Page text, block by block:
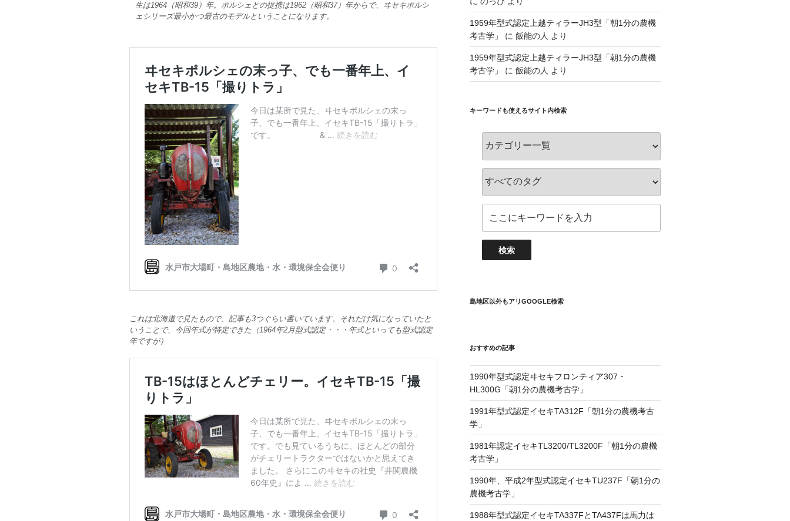
生は1964（昭和39）年。ポルシェとの提携は1962（昭和37）年からで、ヰセキポルシ
ェシリーズ最小かつ最古のモデルということになります。
これは北海道で見たもので、記事も3つぐらい書いています。それだけ気になっていたと
いうことで、今回年式が特定できた（1964年2月型式認定・・・年式といっても型式認定
年ですが）
1959年型式認定上越ティラーJH3型「朝1分の農機
考古学」
に 飯能の人 より
1959年型式認定上越ティラーJH3型「朝1分の農機
考古学」
に 飯能の人 より
キーワードも使えるサイト内検索
島地区以外もアリGOOGLE検索
おすすめの記事
1990年型式認定ヰセキフロンティア307・
HL300G「朝1分の農機考古学」
1991年型式認定イセキTA312F「朝1分の農機考古
学」
1981年認定イセキTL3200/TL3200F「朝1分の農機
考古学」
1990年、平成2年型式認定イセキTU237F「朝1分の
農機考古学」
1988年型式認定イセキTA337FとTA437Fは馬力は